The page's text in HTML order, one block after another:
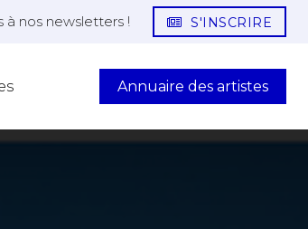
à nos newsletters ! S'INSCRIRE
Annuaire des artistes